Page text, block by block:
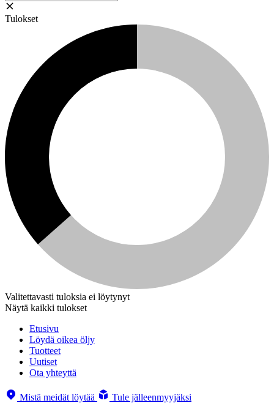
Tulokset
Valitettavasti tuloksia ei löytynyt
Näytä kaikki tulokset
Etusivu
Löydä oikea öljy
Tuotteet
Uutiset
Ota yhteyttä
Mistä meidät löytää Tule jälleenmyyjäksi